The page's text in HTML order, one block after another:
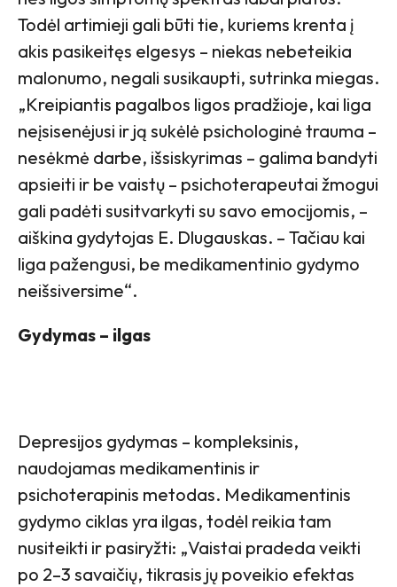
Todėl artimieji gali būti tie, kuriems krenta į
akis pasikeitęs elgesys – niekas nebeteikia
malonumo, negali susikaupti, sutrinka miegas.
„Kreipiantis pagalbos ligos pradžioje, kai liga
neįsisenėjusi ir ją sukėlė psichologinė trauma –
nesėkmė darbe, išsiskyrimas – galima bandyti
apsieiti ir be vaistų – psichoterapeutai žmogui
gali padėti susitvarkyti su savo emocijomis, –
aiškina gydytojas E. Dlugauskas. – Tačiau kai
liga pažengusi, be medikamentinio gydymo
neišsiversime“.
Gydymas – ilgas
Depresijos gydymas – kompleksinis,
naudojamas medikamentinis ir
psichoterapinis metodas. Medikamentinis
gydymo ciklas yra ilgas, todėl reikia tam
nusiteikti ir pasiryžti: „Vaistai pradeda veikti
po 2–3 savaičių, tikrasis jų poveikio efektas